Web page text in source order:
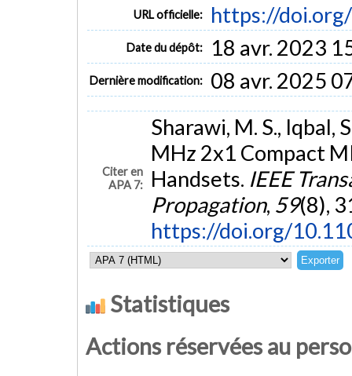
URL officielle: https://
Date du dépôt: 18 avr. 2023
Dernière modification: 08 avr. 2025
Citer en
APA 7:
Sharawi, M. S., Iqbal,
MHz 2x1 Compact
Handsets. IEEE
Propagation, 59(8),
https://doi.org/
Statistiques
Actions réservées au